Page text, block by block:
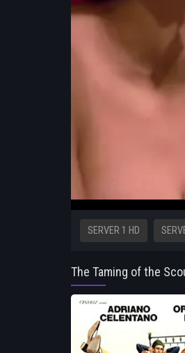
SERVER 1 HD
The Taming of the